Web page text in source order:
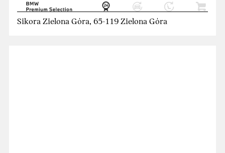
Sikora Zielona Góra, 65-119 Zielona Góra